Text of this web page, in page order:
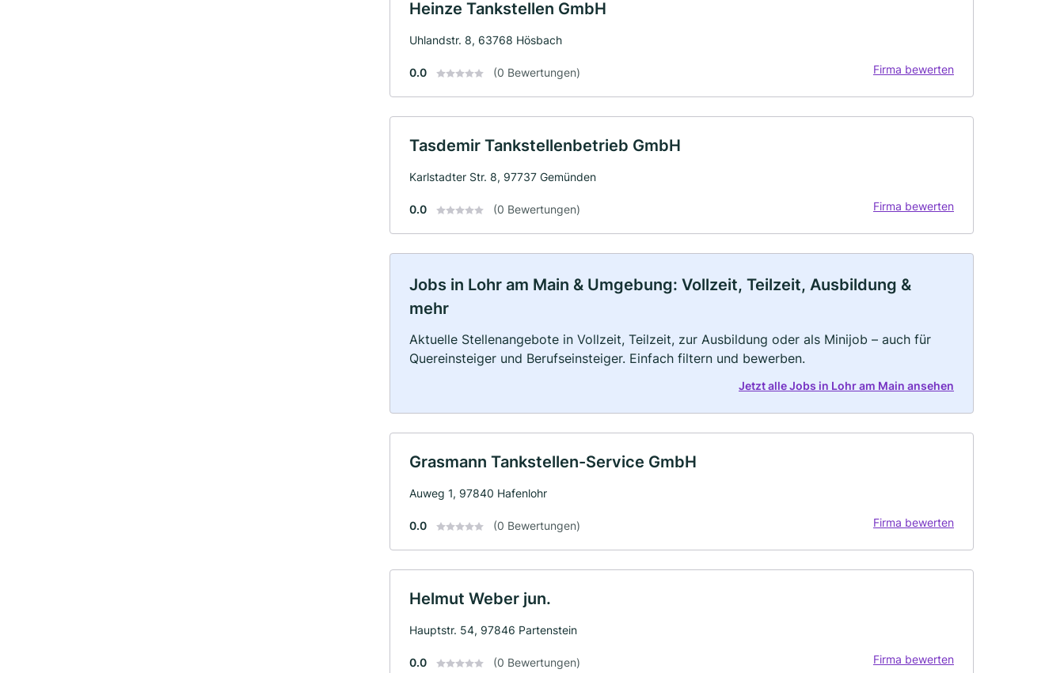
Heinze Tankstellen GmbH
Uhlandstr. 8, 63768 Hösbach
0.0 (0 Bewertungen) Firma bewerten
Tasdemir Tankstellenbetrieb GmbH
Karlstadter Str. 8, 97737 Gemünden
0.0 (0 Bewertungen) Firma bewerten
Jobs in Lohr am Main & Umgebung: Vollzeit, Teilzeit, Ausbildung &
mehr
Aktuelle Stellenangebote in Vollzeit, Teilzeit, zur Ausbildung oder als Minijob – auch für
Quereinsteiger und Berufseinsteiger. Einfach filtern und bewerben.
Jetzt alle Jobs in Lohr am Main ansehen
Grasmann Tankstellen-Service GmbH
Auweg 1, 97840 Hafenlohr
0.0 (0 Bewertungen) Firma bewerten
Helmut Weber jun.
Hauptstr. 54, 97846 Partenstein
0.0 (0 Bewertungen) Firma bewerten